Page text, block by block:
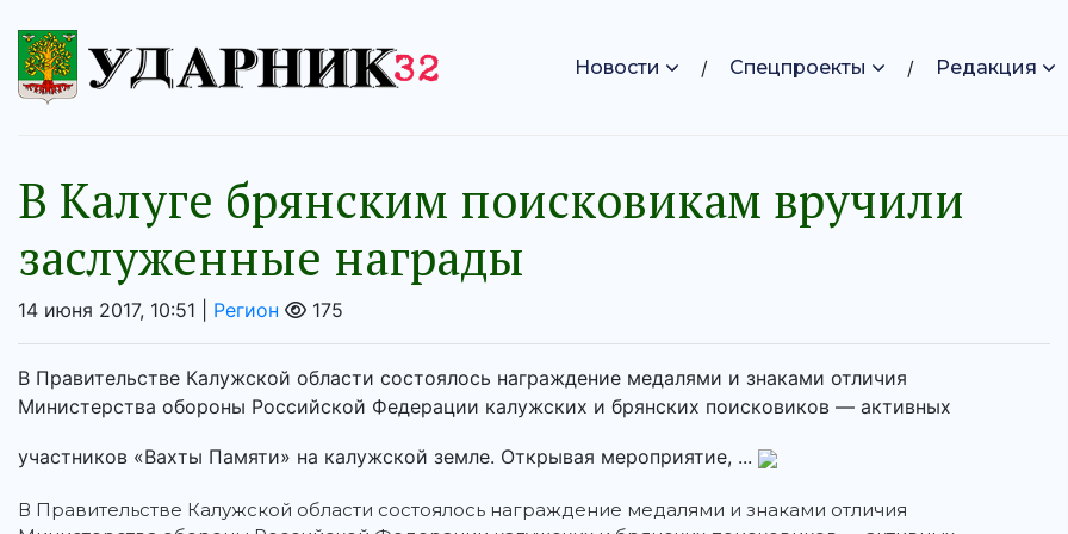
Новости Спецпроекты Редакция
В Калуге брянским поисковикам вручили
заслуженные награды
14 июня 2017, 10:51 | Регион 175
В Правительстве Калужской области состоялось награждение медалями и знаками отличия
Министерства обороны Российской Федерации калужских и брянских поисковиков — активных
участников «Вахты Памяти» на калужской земле. Открывая мероприятие, ...
В Правительстве Калужской области состоялось награждение медалями и знаками отличия